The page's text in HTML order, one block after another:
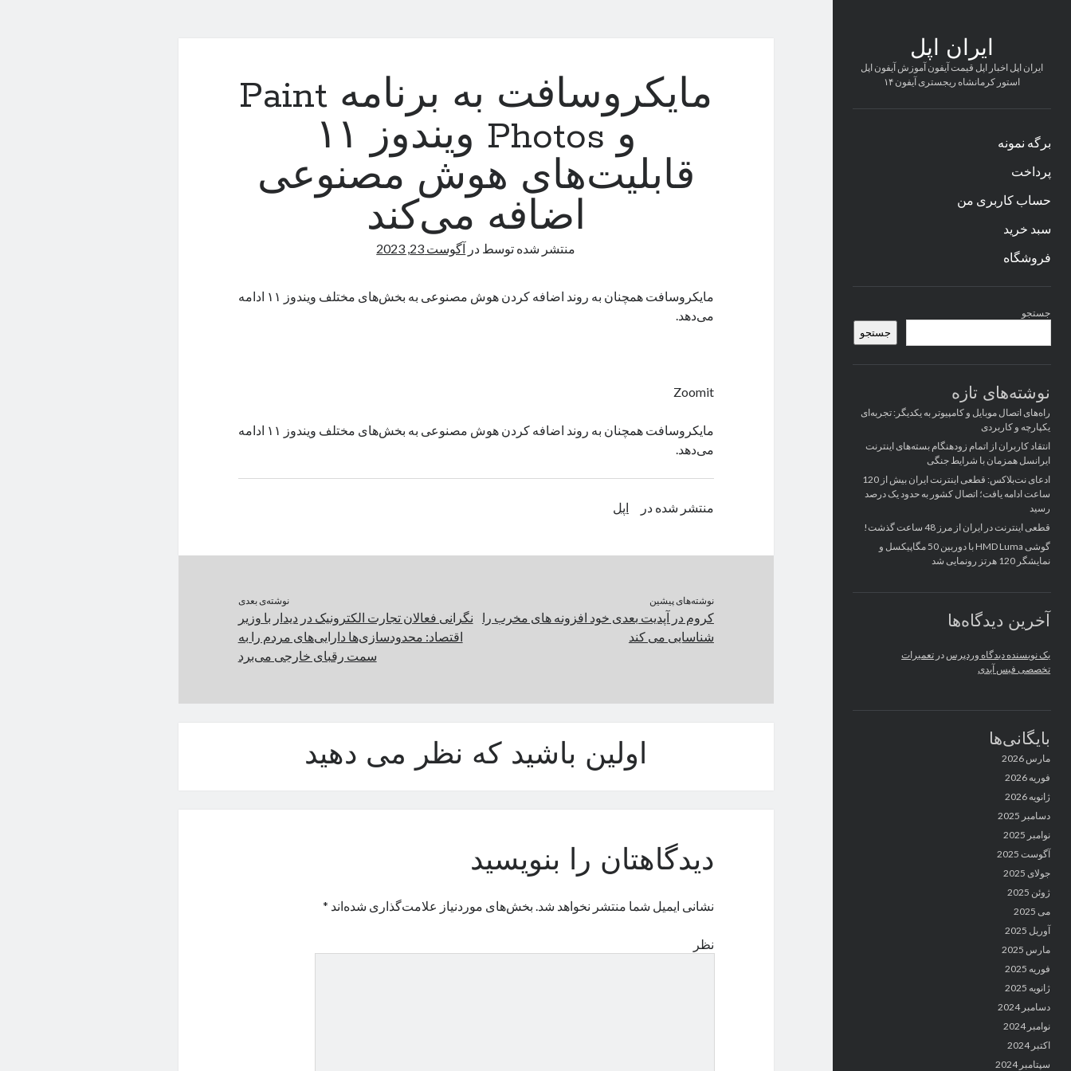
ایران اپل
ایران اپل اخبار اپل قیمت آیفون آموزش آیفون اپل
استور کرمانشاه ریجستری آیفون ۱۴
برگه نمونه
پرداخت
حساب کاربری من
سبد خرید
فروشگاه
کناری
جستجو
جستجو
نوشته‌های تازه
راه‌های اتصال موبایل و کامپیوتر به یکدیگر: تجربه‌ای
یکپارچه و کاربردی
انتقاد کاربران از اتمام زودهنگام بسته‌های اینترنت
ایرانسل همزمان با شرایط جنگی
ادعای نت‌بلاکس: قطعی اینترنت ایران بیش از 120
ساعت ادامه یافت؛ اتصال کشور به حدود یک درصد
رسید
قطعی اینترنت در ایران از مرز 48 ساعت گذشت!
گوشی HMD Luma با دوربین 50 مگاپیکسل و
نمایشگر 120 هرتز رونمایی شد
آخرین دیدگاه‌ها
یک نویسنده دیدگاه وردپرس در تعمیرات
تخصصی فیس آیدی
بایگانی‌ها
مارس 2026
فوریه 2026
ژانویه 2026
دسامبر 2025
نوامبر 2025
آگوست 2025
جولای 2025
ژوئن 2025
می 2025
آوریل 2025
مارس 2025
فوریه 2025
ژانویه 2025
دسامبر 2024
نوامبر 2024
اکتبر 2024
سپتامبر 2024
مایکروسافت به برنامه Paint
و Photos ویندوز ۱۱
قابلیت‌های هوش مصنوعی
اضافه می‌کند
منتشر شده توسط در آگوست 23, 2023
مایکروسافت همچنان به روند اضافه کردن هوش مصنوعی به بخش‌های مختلف ویندوز ۱۱ ادامه
می‌دهد.
Zoomit
مایکروسافت همچنان به روند اضافه کردن هوش مصنوعی به بخش‌های مختلف ویندوز ۱۱ ادامه
می‌دهد.
منتشر شده در اپل
نوشته‌های پیشین
کروم در آپدیت بعدی خود افزونه های مخرب را
شناسایی می کند
نوشته‌ی بعدی
نگرانی فعالان تجارت الکترونیک در دیدار با وزیر
اقتصاد: محدودسازی‌ها دارایی‌های مردم را به
سمت رقبای خارجی می‌برد
اولین باشید که نظر می دهید
دیدگاهتان را بنویسید
نشانی ایمیل شما منتشر نخواهد شد. بخش‌های موردنیاز علامت‌گذاری شده‌اند *
نظر